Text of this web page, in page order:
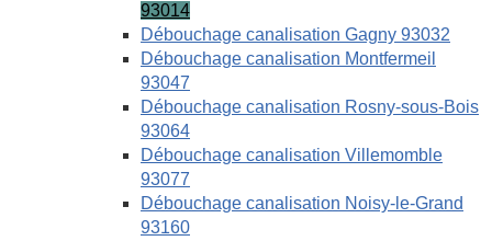
93014
Débouchage canalisation Gagny 93032
Débouchage canalisation Montfermeil
93047
Débouchage canalisation Rosny-sous-Bois
93064
Débouchage canalisation Villemomble
93077
Débouchage canalisation Noisy-le-Grand
93160